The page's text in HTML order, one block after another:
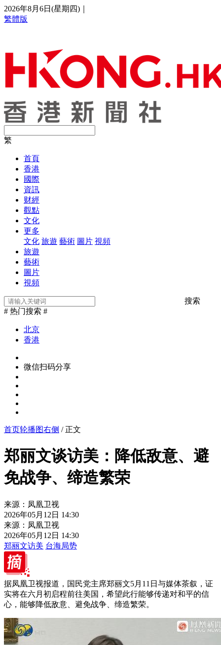
2026年8月6日(星期四)
繁體版
繁
首頁
香港
國際
資訊
财經
觀點
文化
更多
文化 旅遊 藝術 圖片 視頻
旅遊
藝術
圖片
視頻
搜索
# 热门搜索 #
北京
香港
微信扫码分享
首页轮播图右侧 / 正文
郑丽文谈访美：降低敌意、避
免战争、缔造繁荣
来源：凤凰卫视
2026年05月12日 14:30
来源：凤凰卫视
2026年05月12日 14:30
郑丽文访美 台海局势
据凤凰卫视报道，国民党主席郑丽文5月11日与媒体茶叙，证
实将在六月初启程前往美国，希望此行能够传递对和平的信
心，能够降低敌意、避免战争、缔造繁荣。